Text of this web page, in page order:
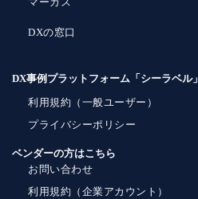
DXの窓口
DX事例プラットフォーム「シーラベル」
利用規約（一般ユーザー）
プライバシーポリシー
ベンダーの方はこちら
お問い合わせ
利用規約（企業アカウント）